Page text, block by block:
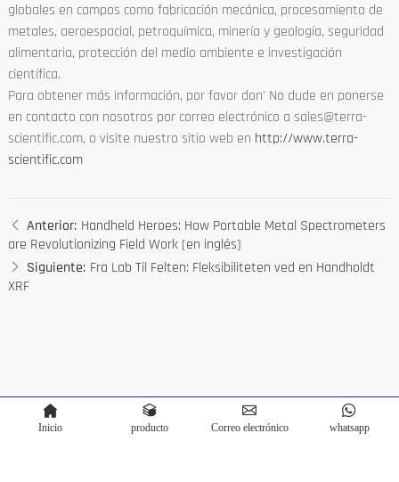
globales en campos como fabricación mecánica, procesamiento de
metales, aeroespacial, petroquímica, minería y geología, seguridad
alimentaria, protección del medio ambiente e investigación
científica.
Para obtener más información, por favor don' No dude en ponerse
en contacto con nosotros por correo electrónico a sales@terra-
scientific.com, o visite nuestro sitio web en http://www.terra-
scientific.com
Anterior: Handheld Heroes: How Portable Metal Spectrometers
are Revolutionizing Field Work (en inglés)
Siguiente: Fra Lab Til Felten: Fleksibiliteten ved en Handholdt
XRF
Inicio producto Correo electrónico whatsapp